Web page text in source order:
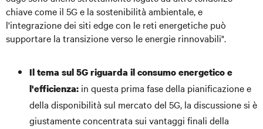
chiave come il 5G e la sostenibilità ambientale, e
l'integrazione dei siti edge con le reti energetiche può
supportare la transizione verso le energie rinnovabili".
Il tema sul 5G riguarda il consumo energetico e
l'efficienza: in questa prima fase della pianificazione e
della disponibilità sul mercato del 5G, la discussione si è
giustamente concentrata sui vantaggi finali della